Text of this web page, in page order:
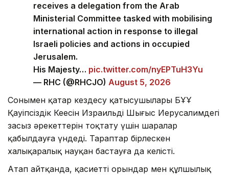
receives a delegation from the Arab
Ministerial Committee tasked with mobilising
international action in response to illegal
Israeli policies and actions in occupied
Jerusalem.
His Majesty… pic.twitter.com/nyEPTuH3Yu
— RHC (@RHCJO) August 5, 2026
Сонымен қатар кездесу қатысушылары БҰҰ
Қауіпсіздік Кеңесін Израильдің Шығыс Иерусалимдегі
заңсыз әрекеттерін тоқтату үшін шаралар
қабылдауға үндеді. Тараптар бірлескен
халықаралық науқан бастауға да келісті.
Атап айтқанда, қасиетті орындар мен құлшылық